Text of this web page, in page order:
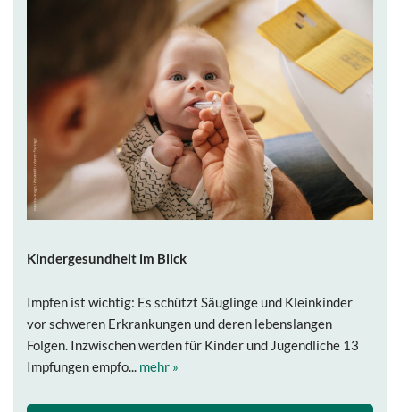
Kindergesundheit im Blick
Impfen ist wichtig: Es schützt Säuglinge und Kleinkinder
vor schweren Erkrankungen und deren lebenslangen
Folgen. Inzwischen werden für Kinder und Jugendliche 13
Impfungen empfo... mehr »